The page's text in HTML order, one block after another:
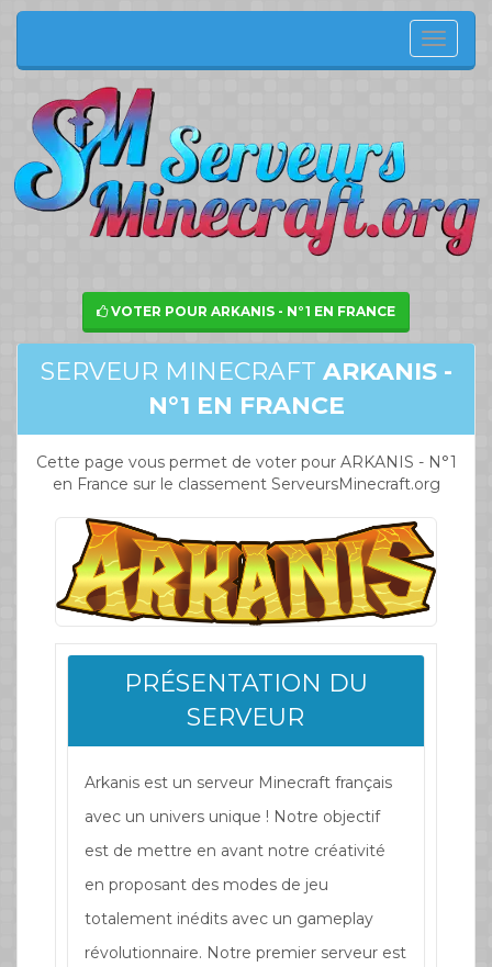
Menu
de
VOTER POUR ARKANIS - N°1 EN FRANCE
SERVEUR MINECRAFT ARKANIS -
N°1 EN FRANCE
Cette page vous permet de voter pour ARKANIS - N°1
en France sur le classement ServeursMinecraft.org
PRÉSENTATION DU
SERVEUR
Arkanis est un serveur Minecraft français
avec un univers unique ! Notre objectif
est de mettre en avant notre créativité
en proposant des modes de jeu
totalement inédits avec un gameplay
révolutionnaire. Notre premier serveur est